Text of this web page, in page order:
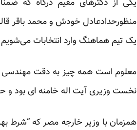
منظورحدادعادل خودش و محمد باقر
یک تیم هماهنگ وارد انتخابات
معلوم است همه چیز به دقت مهندسی
نخست وزیری آیت اله خامنه ای بود و
همزمان با وزیر خارجه مصر که “شرط